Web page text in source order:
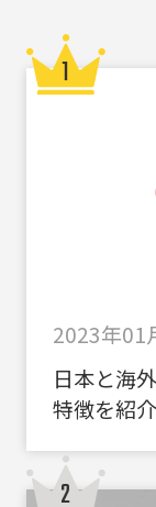
2023年01
日本と海
特徴を紹介